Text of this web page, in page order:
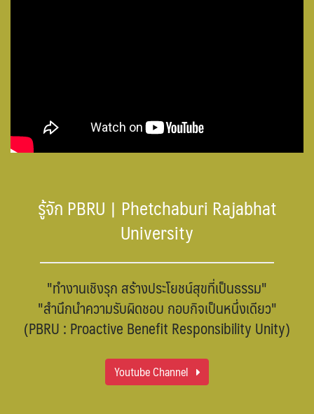
รู้จัก PBRU | Phetchaburi Rajabhat
University
"ทํางานเชิงรุก สร้างประโยชน์สุขที่เป็นธรรม"
"สํานึกนําความรับผิดชอบ กอบกิจเป็นหนึ่งเดียว"
(PBRU : Proactive Benefit Responsibility Unity)
Youtube Channel